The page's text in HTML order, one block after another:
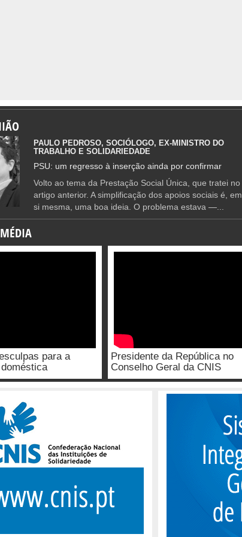
PAULO PEDROSO, SOCIÓLOGO, EX-MINISTRO DO
TRABALHO E SOLIDARIEDADE
PSU: um regresso à inserção ainda por confirmar
Volto ao tema da Prestação Social Única, que tratei no
artigo anterior. A simplificação dos apoios sociais é, em
si mesma, uma boa ideia. O problema estava —...
para a
Presidente da República no
Conselho Geral da CNIS